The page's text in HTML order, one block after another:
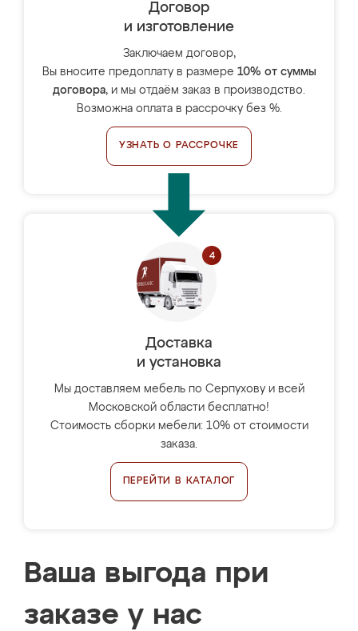
Договор
и изготовление
Заключаем договор,
Вы вносите предоплату в размере 10% от суммы
договора, и мы отдаём заказ в производство.
Возможна оплата в рассрочку без %.
УЗНАТЬ О РАССРОЧКЕ
Доставка
и установка
Мы доставляем мебель по Серпухову и всей
Московской области бесплатно!
Стоимость сборки мебели: 10% от стоимости
заказа.
ПЕРЕЙТИ В КАТАЛОГ
Ваша выгода при
заказе у нас